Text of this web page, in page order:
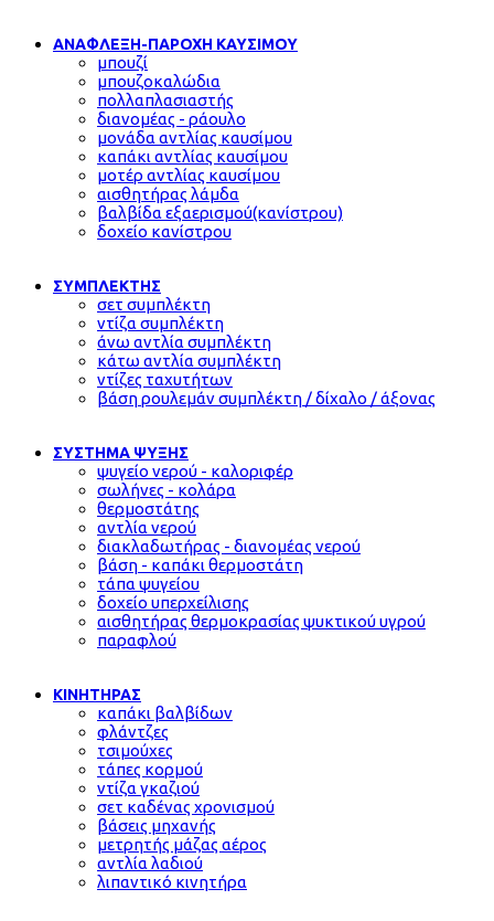
ΑΝΑΦΛΕΞΗ-ΠΑΡΟΧΗ ΚΑΥΣΙΜΟΥ
μπουζί
μπουζοκαλώδια
πολλαπλασιαστής
διανομέας - ράουλο
μονάδα αντλίας καυσίμου
καπάκι αντλίας καυσίμου
μοτέρ αντλίας καυσίμου
αισθητήρας λάμδα
βαλβίδα εξαερισμού(κανίστρου)
δοχείο κανίστρου
ΣΥΜΠΛΕΚΤΗΣ
σετ συμπλέκτη
ντίζα συμπλέκτη
άνω αντλία συμπλέκτη
κάτω αντλία συμπλέκτη
ντίζες ταχυτήτων
βάση ρουλεμάν συμπλέκτη / δίχαλο / άξονας
ΣΥΣΤΗΜΑ ΨΥΞΗΣ
ψυγείο νερού - καλοριφέρ
σωλήνες - κολάρα
θερμοστάτης
αντλία νερού
διακλαδωτήρας - διανομέας νερού
βάση - καπάκι θερμοστάτη
τάπα ψυγείου
δοχείο υπερχείλισης
αισθητήρας θερμοκρασίας ψυκτικού υγρού
παραφλού
ΚΙΝΗΤΗΡΑΣ
καπάκι βαλβίδων
φλάντζες
τσιμούχες
τάπες κορμού
ντίζα γκαζιού
σετ καδένας χρονισμού
βάσεις μηχανής
μετρητής μάζας αέρος
αντλία λαδιού
λιπαντικό κινητήρα